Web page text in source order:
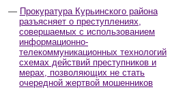
Прокуратура Курьинского района
разъясняет о преступлениях,
совершаемых с использованием
информационно-
телекоммуникационных технологий
схемах действий преступников и
мерах, позволяющих не стать
очередной жертвой мошенников